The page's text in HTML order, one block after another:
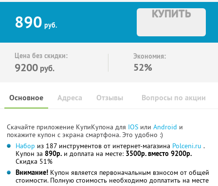
890 руб.
КУПИТЬ
Цена без скидки:
9200 руб.
Экономия:
52%
Основное Отзывы Вопросы по акции
Адреса
Скачайте приложение КупиКупона для IOS или Android и
покажите купон с экрана смартфона. Это удобно :)
Набор из 187 инструментов от интернет-магазина Polceni.ru .
Купон за 890р. и доплата на месте: 3500р. вместо 9200р.
Скидка 51%
Внимание! Купон является первоначальным взносом от общей
стоимости. Полную стоимость необходимо доплатить на месте